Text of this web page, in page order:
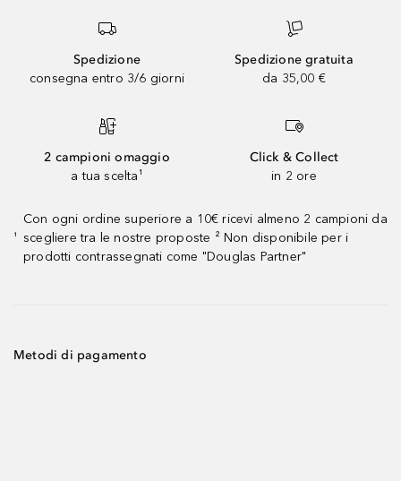
Spedizione
consegna entro 3/6 giorni
Spedizione gratuita
da 35,00 €
2 campioni omaggio
a tua scelta¹
Click & Collect
in 2 ore
¹
Con ogni ordine superiore a 10€ ricevi almeno 2 campioni da
scegliere tra le nostre proposte ² Non disponibile per i
prodotti contrassegnati come "Douglas Partner"
Metodi di pagamento